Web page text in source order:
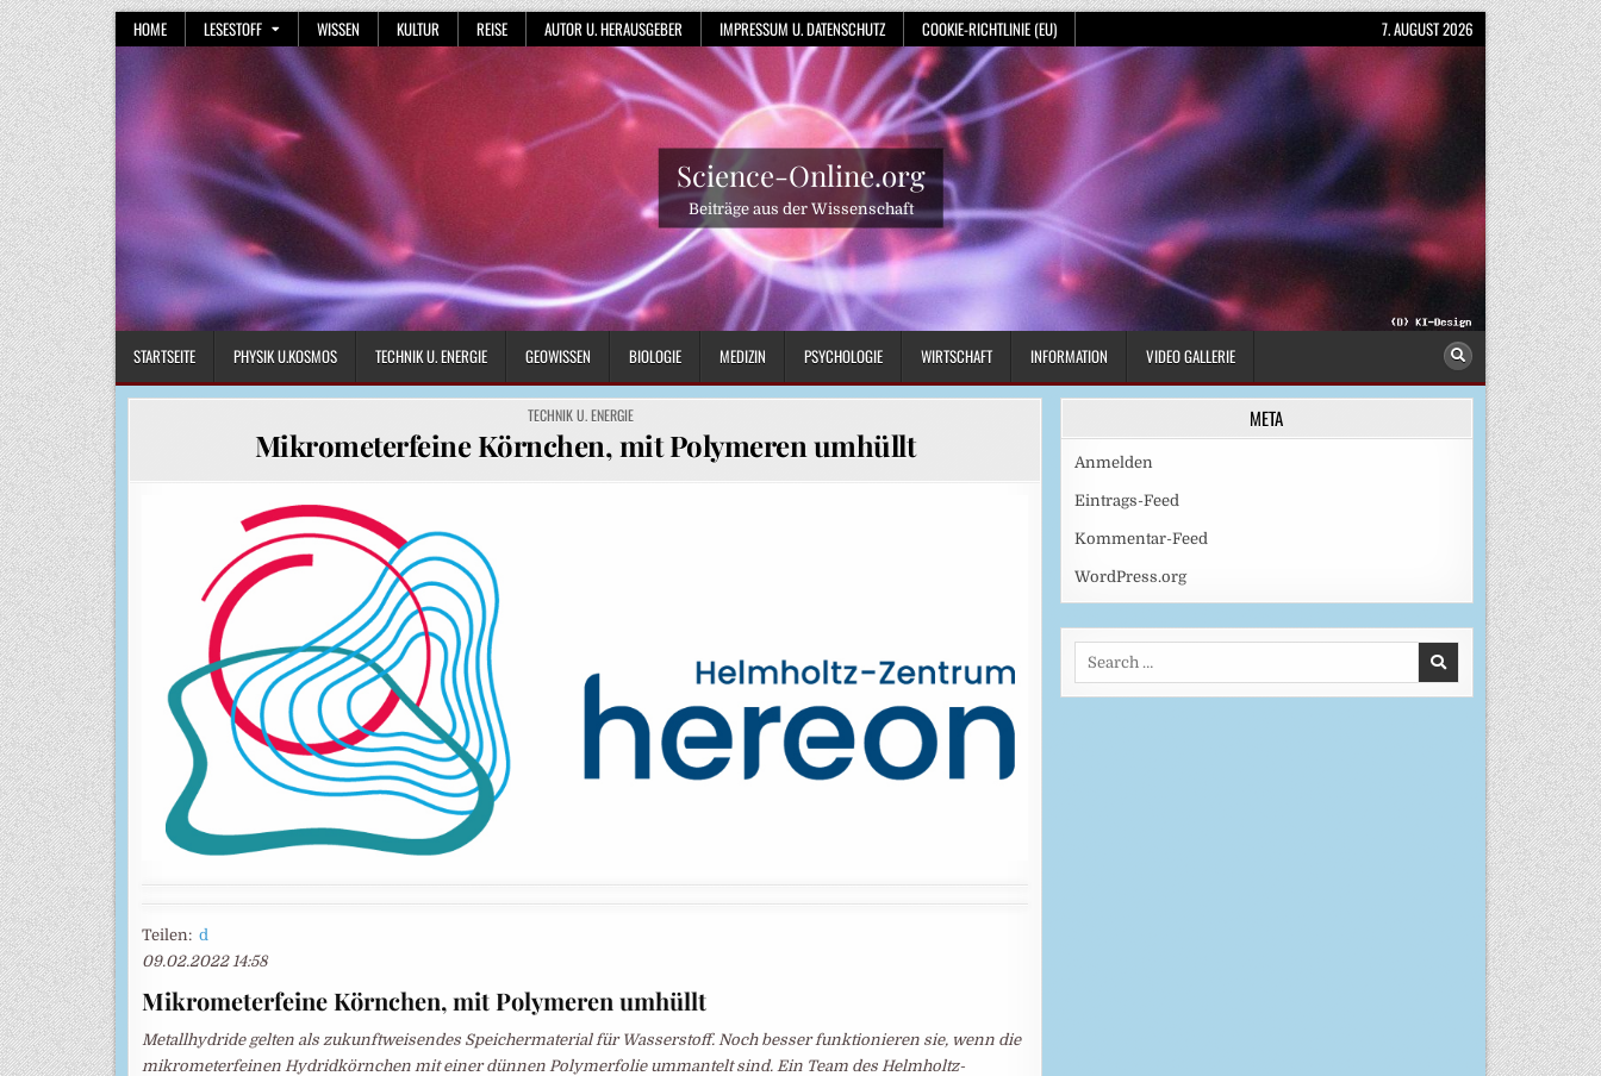
Skip
to
content
HOME LESESTOFF WISSEN KULTUR REISE AUTOR U. HERAUSGEBER IMPRESSUM U. DATENSCHUTZ COOKIE-RICHTLINIE (EU) 7. AUGUST 2026
Science-Online.org
Beiträge aus der Wissenschaft
STARTSEITE PHYSIK U.KOSMOS TECHNIK U. ENERGIE GEOWISSEN BIOLOGIE MEDIZIN PSYCHOLOGIE WIRTSCHAFT INFORMATION VIDEO GALLERIE
POSTED
IN
TECHNIK U. ENERGIE
Mikrometerfeine Körnchen, mit Polymeren umhüllt
Teilen: d
09.02.2022 14:58
Mikrometerfeine Körnchen, mit Polymeren umhüllt
Metallhydride gelten als zukunftweisendes Speichermaterial für Wasserstoff. Noch besser funktionieren sie, wenn die
mikrometerfeinen Hydridkörnchen mit einer dünnen Polymerfolie ummantelt sind. Ein Team des Helmholtz-
META
Anmelden
Eintrags-Feed
Kommentar-Feed
WordPress.org